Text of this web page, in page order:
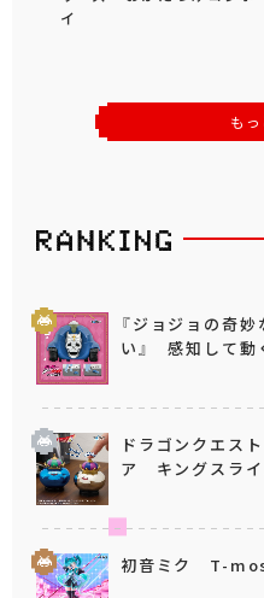
イ
も
『ジョジョの奇
い』 感知して
ドラゴンクエス
ア キングスライ
初音ミク T-